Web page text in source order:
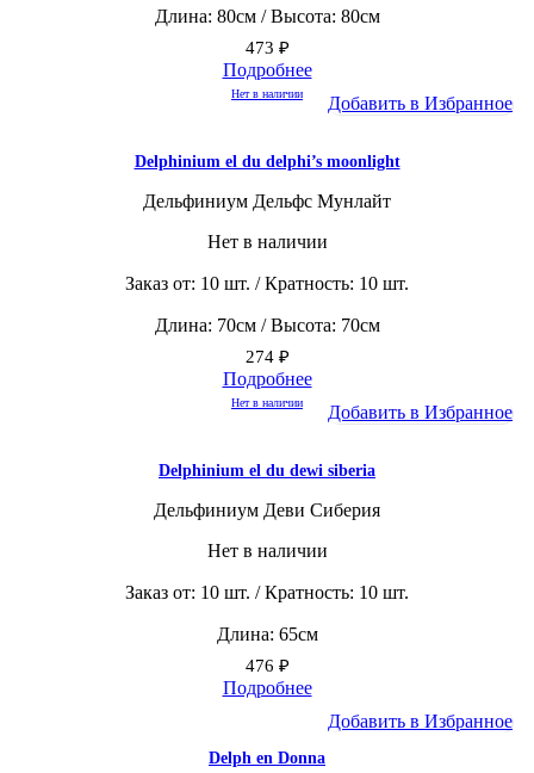
Длина: 80см / Высота: 80см
473 ₽
Подробнее
Нет в наличии Добавить в Избранное
Delphinium el du delphi’s moonlight
Дельфиниум Дельфс Мунлайт
Нет в наличии
Заказ от: 10 шт. / Кратность: 10 шт.
Длина: 70см / Высота: 70см
274 ₽
Подробнее
Нет в наличии Добавить в Избранное
Delphinium el du dewi siberia
Дельфиниум Деви Сиберия
Нет в наличии
Заказ от: 10 шт. / Кратность: 10 шт.
Длина: 65см
476 ₽
Подробнее
Добавить в Избранное
Delph en Donna